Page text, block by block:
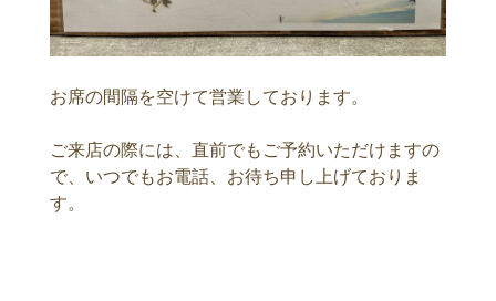
お席の間隔を空けて営業しております。
ご来店の際には、直前でもご予約いただけますの
で、いつでもお電話、お待ち申し上げておりま
す。